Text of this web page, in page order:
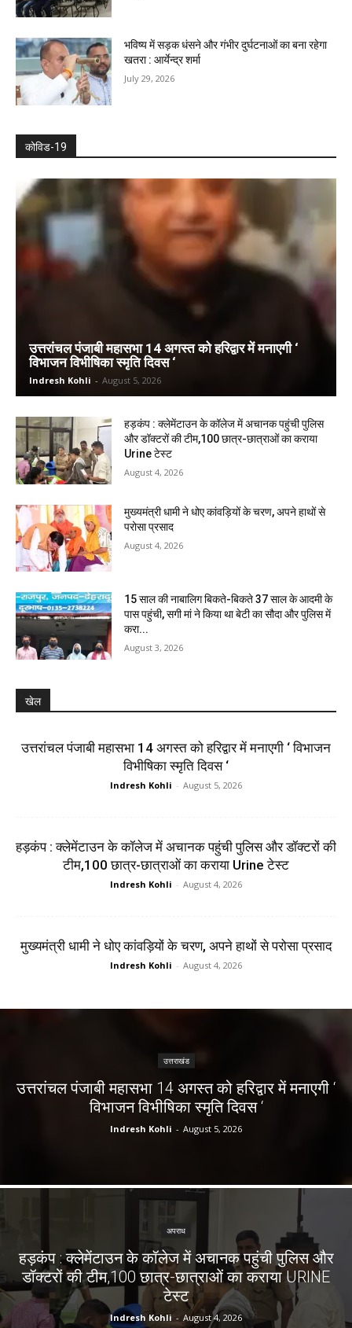
भविष्य में सड़क धंसने और गंभीर दुर्घटनाओं का बना रहेगा
खतरा : आर्येन्द्र शर्मा
July 29, 2026
कोविड-19
उत्तरांचल पंजाबी महासभा 14 अगस्त को हरिद्वार में मनाएगी ‘
विभाजन विभीषिका स्मृति दिवस ‘
Indresh Kohli - August 5, 2026
हड़कंप : क्लेमेंटाउन के कॉलेज में अचानक पहुंची पुलिस
और डॉक्टरों की टीम,100 छात्र-छात्राओं का कराया
Urine टेस्ट
August 4, 2026
मुख्यमंत्री धामी ने धोए कांवड़ियों के चरण, अपने हाथों से
परोसा प्रसाद
August 4, 2026
15 साल की नाबालिग बिकते-बिकते 37 साल के आदमी के
पास पहुंची, सगी मां ने किया था बेटी का सौदा और पुलिस में
करा...
August 3, 2026
खेल
उत्तरांचल पंजाबी महासभा 14 अगस्त को हरिद्वार में मनाएगी ‘ विभाजन
विभीषिका स्मृति दिवस ‘
Indresh Kohli - August 5, 2026
हड़कंप : क्लेमेंटाउन के कॉलेज में अचानक पहुंची पुलिस और डॉक्टरों की
टीम,100 छात्र-छात्राओं का कराया Urine टेस्ट
Indresh Kohli - August 4, 2026
मुख्यमंत्री धामी ने धोए कांवड़ियों के चरण, अपने हाथों से परोसा प्रसाद
Indresh Kohli - August 4, 2026
उत्तराखंड
उत्तरांचल पंजाबी महासभा 14 अगस्त को हरिद्वार में मनाएगी ‘
विभाजन विभीषिका स्मृति दिवस ‘
Indresh Kohli - August 5, 2026
अपराध
हड़कंप : क्लेमेंटाउन के कॉलेज में अचानक पहुंची पुलिस और
डॉक्टरों की टीम,100 छात्र-छात्राओं का कराया URINE
टेस्ट
Indresh Kohli - August 4, 2026